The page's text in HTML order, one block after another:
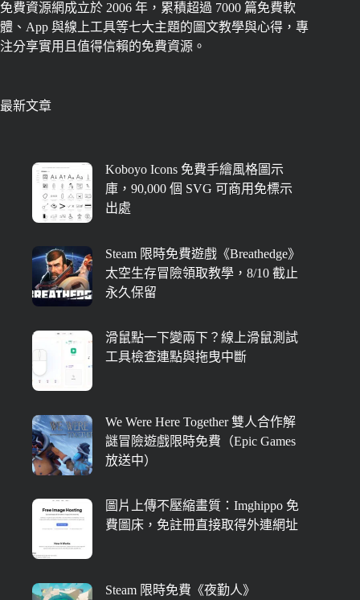
免費資源網成立於 2006 年，累積超過 7000 篇免費軟
體、App 與線上工具等七大主題的圖文教學與心得，專
注分享實用且值得信賴的免費資源。
最新文章
Koboyo Icons 免費手繪風格圖示
庫，90,000 個 SVG 可商用免標示
出處
Steam 限時免費遊戲《Breathedge》
太空生存冒險領取教學，8/10 截止
永久保留
滑鼠點一下變兩下？線上滑鼠測試
工具檢查連點與拖曳中斷
We Were Here Together 雙人合作解
謎冒險遊戲限時免費（Epic Games
放送中）
圖片上傳不壓縮畫質：Imghippo 免
費圖床，免註冊直接取得外連網址
Steam 限時免費《夜勤人》